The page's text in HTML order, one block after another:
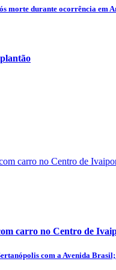
morte durante ocorrência em
carro no Centro de
com a Avenida